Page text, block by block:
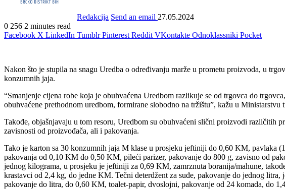
Redakcija Send an email 27.05.2024
0 256 2 minutes read
Facebook X LinkedIn Tumblr Pinterest Reddit VKontakte Odnoklassniki Pocket
Nakon što je stupila na snagu Uredba o određivanju marže u prometu proizvoda, u
konzumnih jaja.
“Smanjenje cijena robe koja je obuhvaćena Uredbom razlikuje se od trgovca do
obuhvaćene prethodnom uredbom, formirane slobodno na tržištu”, kažu u Ministarstvu
Takođe, objašnjavaju u tom resoru, Uredbom su obuhvaćeni slični proizvodi različitih
zavisnosti od proizvođača, ali i pakovanja.
Tako je karton sa 30 konzumnih jaja M klase u prosjeku jeftiniji do 0,60 KM, pavlaka
pakovanja od 0,10 KM do 0,50 KM, pileći parizer, pakovanje do 800 g, zavisno od
jednog kilograma, u prosjeku je jeftiniji za 0,69 KM, zamrznuta boranija/mahune,
krastavci od 2,4 kg, do jedne KM. Tečni deterdžent za suđe, pakovanje do jednog
pakovanje do litra, do 0,60 KM, toalet-papir, dvoslojni, pakovanje od 24 komada, do